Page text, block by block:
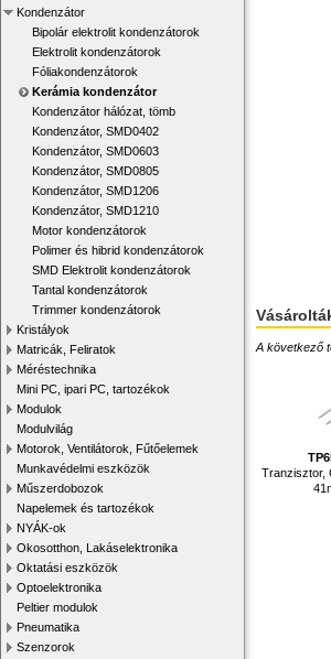
Kondenzátor
Bipolár elektrolit kondenzátorok
Elektrolit kondenzátorok
Fóliakondenzátorok
Kerámia kondenzátor
Kondenzátor hálózat, tömb
Kondenzátor, SMD0402
Kondenzátor, SMD0603
Kondenzátor, SMD0805
Kondenzátor, SMD1206
Kondenzátor, SMD1210
Motor kondenzátorok
Polimer és hibrid kondenzátorok
SMD Elektrolit kondenzátorok
Tantal kondenzátorok
Trimmer kondenzátorok
Kristályok
Matricák, Feliratok
Méréstechnika
Mini PC, ipari PC, tartozékok
Modulok
Modulvilág
Motorok, Ventilátorok, Fűtőelemek
Munkavédelmi eszközök
Műszerdobozok
Napelemek és tartozékok
NYÁK-ok
Okosotthon, Lakáselektronika
Oktatási eszközök
Optoelektronika
Peltier modulok
Pneumatika
Szenzorok
A következő
Tranzisztor,